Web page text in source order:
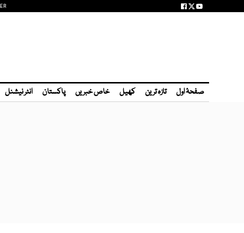
صفحۂ اول تازہ ترین کھیل خاص خبریں پاکستان انٹر نیشنل